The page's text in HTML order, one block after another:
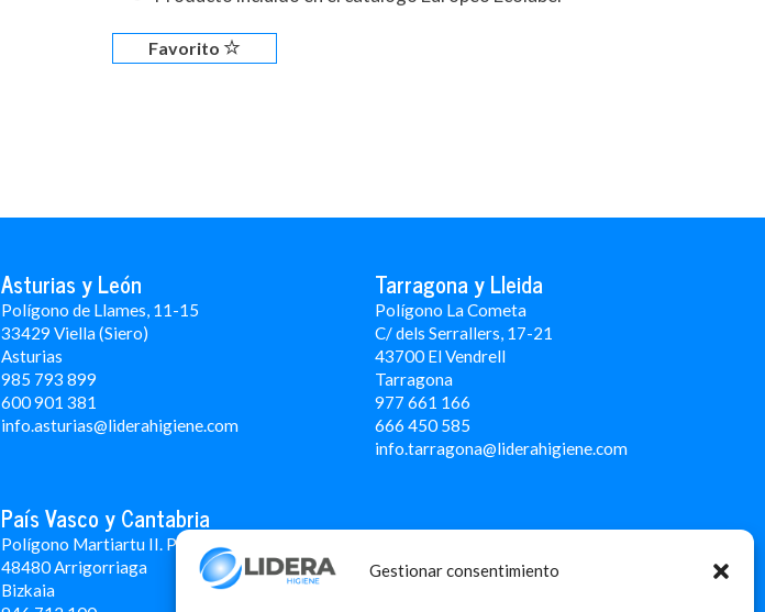
Gestionar consentimiento
Favorito
Asturias y León
Polígono de Llames, 11-15
33429 Viella (Siero)
Asturias
985 793 899
600 901 381
info.asturias@liderahigiene.com
Tarragona y Lleida
Polígono La Cometa
C/ dels Serrallers, 17-21
43700 El Vendrell
Tarragona
977 661 166
666 450 585
info.tarragona@liderahigiene.com
País Vasco y Cantabria
Polígono Martiartu II. Pabellón 4A
48480 Arrigorriaga
Bizkaia